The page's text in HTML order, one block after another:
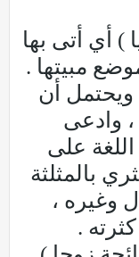
) أي أتى بها
مبيتها .
ويحتمل أن
، وادعى
على
بالمثلثة
وغيره ،
.